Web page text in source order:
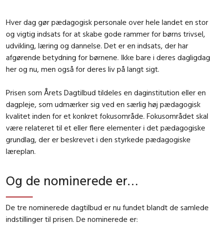
Hver dag gør pædagogisk personale over hele landet en stor
og vigtig indsats for at skabe gode rammer for børns trivsel,
udvikling, læring og dannelse. Det er en indsats, der har
afgørende betydning for børnene. Ikke bare i deres dagligdag
her og nu, men også for deres liv på langt sigt.
Prisen som Årets Dagtilbud tildeles en daginstitution eller en
dagpleje, som udmærker sig ved en særlig høj pædagogisk
kvalitet inden for et konkret fokusområde. Fokusområdet skal
være relateret til et eller flere elementer i det pædagogiske
grundlag, der er beskrevet i den styrkede pædagogiske
læreplan.
Og de nominerede er…
De tre nominerede dagtilbud er nu fundet blandt de samlede
indstillinger til prisen. De nominerede er: